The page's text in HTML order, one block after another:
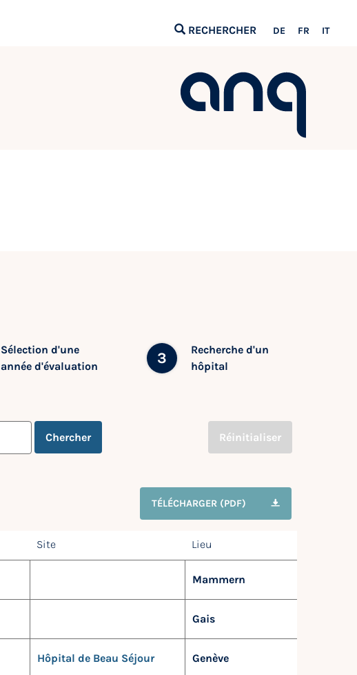
RECHERCHER DE FR IT
Sélection d'une
année d'évaluation
3
Recherche d'un
hôpital
Chercher Réinitialiser
TÉLÉCHARGER (PDF)
Site Lieu
Mammern
Gais
Hôpital de Beau Séjour Genève